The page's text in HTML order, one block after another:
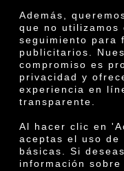
Además,
que no utilizamos
seguimiento para
publicitarios.
compromiso es
privacidad y
experiencia en
transparente.
Al hacer clic en
aceptas el uso de
básicas. Si
información sobre